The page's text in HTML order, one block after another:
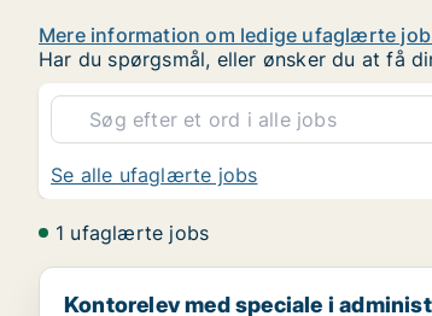
Mere information om ledige ufaglærte
Har du spørgsmål, eller ønsker du at få
Se alle ufaglærte jobs
1 ufaglærte jobs
Kontorelev med speciale i administration
Kontorelev med speciale i